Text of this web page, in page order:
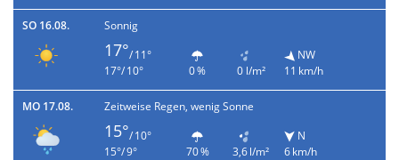
SO 16.08. Sonnig
17°/ 11°
17°/ 10°
0 % 0 l/m²
NW
11 km/h
MO 17.08. Zeitweise Regen, wenig Sonne
15°/ 10°
15°/ 9°
70 % 3,6 l/m²
N
6 km/h